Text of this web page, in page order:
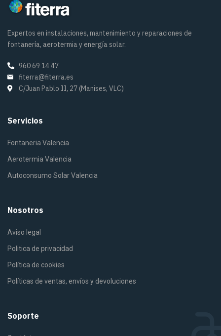
Expertos en instalaciones, mantenimiento y reparaciones de
fontanería, aerotermia y energía solar.
960 69 14 47
fiterra@fiterra.es
C/Juan Pablo II, 27 (Manises, VLC)
Servicios
Fontaneria Valencia
Aerotermia Valencia
Autoconsumo Solar Valencia
Nosotros
Aviso legal
Politica de privacidad
Política de cookies
Políticas de ventas, envíos y devoluciones
Soporte